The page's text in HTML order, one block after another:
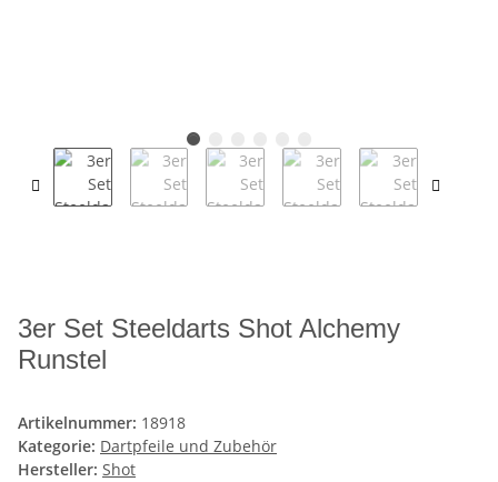
3er Set Steeldarts Shot Alchemy
Runstel
Artikelnummer: 18918
Kategorie: Dartpfeile und Zubehör
Hersteller: Shot